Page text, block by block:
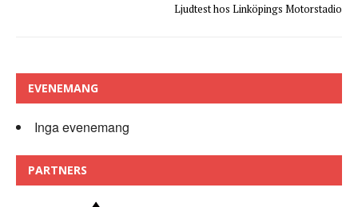
Ljudtest hos Linköpings Motorstadio
EVENEMANG
Inga evenemang
PARTNERS